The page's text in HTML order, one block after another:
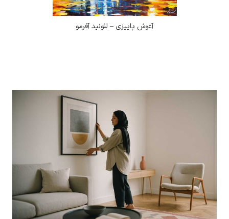
آغوش پاییزی – لئونید آفرمو